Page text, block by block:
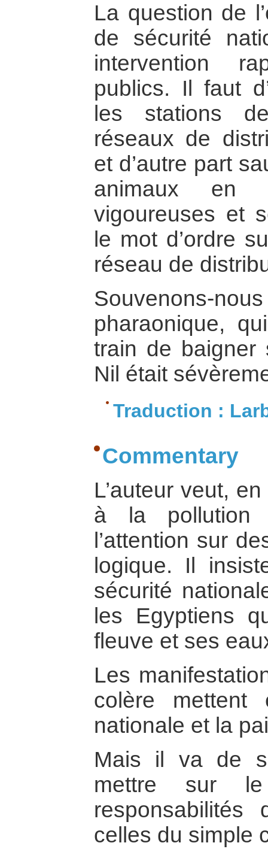
La question de
de sécurité
intervention
publics. Il faut
les stations
réseaux de
et d’autre part
animaux en
vigoureuses et
le mot d’ordre
réseau de
Souvenons-
pharaonique,
train de baigner
Nil était
Traduction :
Commentary
L’auteur veut,
à la pollution
l’attention sur
logique. Il
sécurité
les Egyptiens
fleuve et ses
Les
colère
nationale et la
Mais il va de
mettre sur
responsabilités
celles du simple